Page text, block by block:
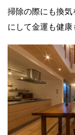
掃除の際にも換
にして金運も健